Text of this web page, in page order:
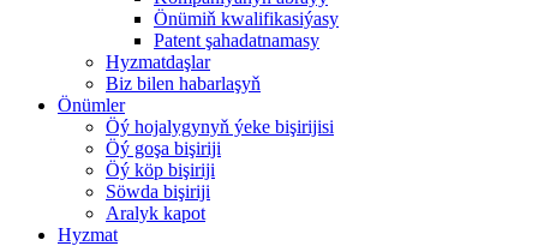
Önümiň kwalifikasiýasy
Patent şahadatnamasy
Hyzmatdaşlar
Biz bilen habarlaşyň
Önümler
Öý hojalygynyň ýeke bişirijisi
Öý goşa bişiriji
Öý köp bişiriji
Söwda bişiriji
Aralyk kapot
Hyzmat